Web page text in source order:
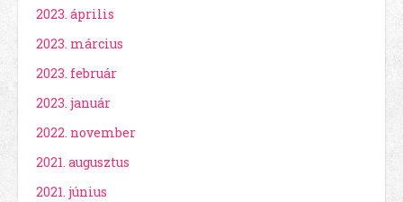
2023. április
2023. március
2023. február
2023. január
2022. november
2021. augusztus
2021. június